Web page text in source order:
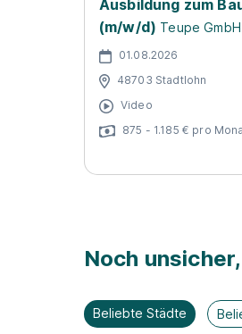
Ausbildung zum
(m/w/d) Teupe GmbH
01.08.2026
48703 Stadtlohn
Video
875 - 1.185 € pro
Noch
Beliebte Städte